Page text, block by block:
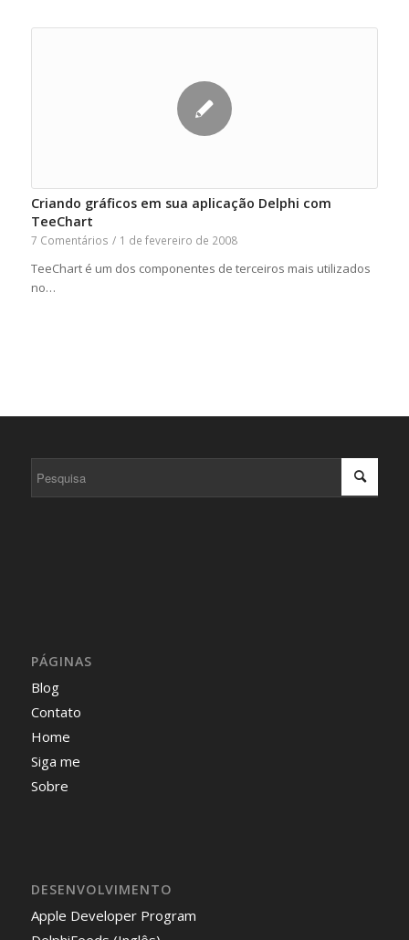
Criando gráficos em sua aplicação Delphi com
TeeChart
7 Comentários / 1 de fevereiro de 2008
TeeChart é um dos componentes de terceiros mais utilizados
no…
PÁGINAS
Blog
Contato
Home
Siga me
Sobre
DESENVOLVIMENTO
Apple Developer Program